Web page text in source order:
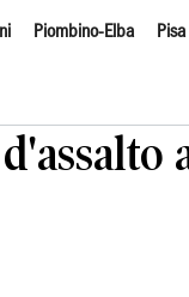
Piombino-Elba Pisa